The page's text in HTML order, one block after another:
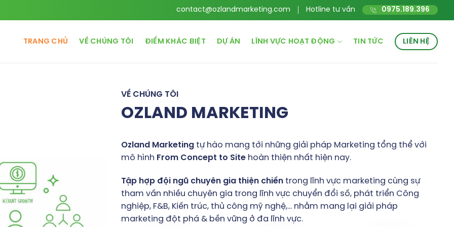
contact@ozlandmarketing.com Hotline tư vấn 0975.189.396
TRANG CHỦ VỀ CHÚNG TÔI ĐIỂM KHÁC BIỆT DỰ ÁN LĨNH VỰC HOẠT ĐỘNG TIN TỨC LIÊN HỆ
VỀ CHÚNG TÔI
OZLAND MARKETING
Ozland Marketing tự hào mang tới những giải pháp Marketing tổng thể với
mô hình From Concept to Site hoàn thiện nhất hiện nay.
Tập hợp đội ngũ chuyên gia thiện chiến trong lĩnh vực marketing cùng sự
tham vấn nhiều chuyên gia trong lĩnh vực chuyển đổi số, phát triển Công
nghiệp, F&B, Kiến trúc, thủ công mỹ nghệ,… nhằm mang lại giải pháp
marketing đột phá & bền vững ở đa lĩnh vực.